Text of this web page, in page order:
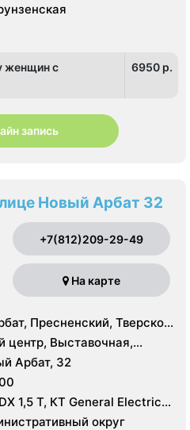
женщин с
6950 p.
запись
Новый Арбат 32
+7(812)209-29-49
На карте
Пресненский, Тверской,
центр, Выставочная,
Ленина, Баррикадная,
Кропоткинская, Парк
1905 года,
Арбат, 32
1,5 T, КТ General Electric
E9, GE Vivid E9, GE Voluson
округ